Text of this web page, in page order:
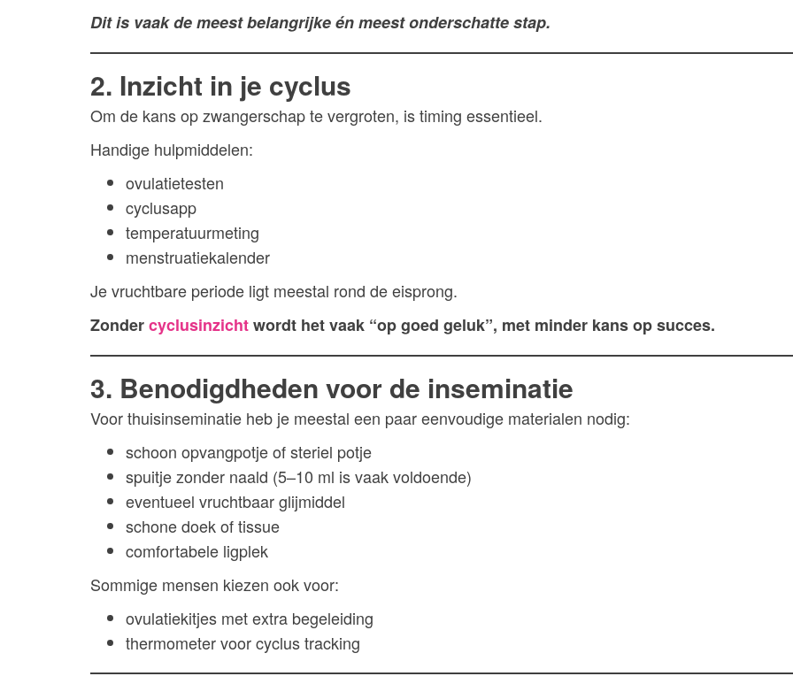
Dit is vaak de meest belangrijke én meest onderschatte stap.
2. Inzicht in je cyclus
Om de kans op zwangerschap te vergroten, is timing essentieel.
Handige hulpmiddelen:
ovulatietesten
cyclusapp
temperatuurmeting
menstruatiekalender
Je vruchtbare periode ligt meestal rond de eisprong.
Zondercyclusinzichtwordt het vaak “op goed geluk”, met minder kans op succes.
3. Benodigdheden voor de inseminatie
Voor thuisinseminatie heb je meestal een paar eenvoudige materialen nodig:
schoon opvangpotje of steriel potje
spuitje zonder naald (5–10 ml is vaak voldoende)
eventueel vruchtbaar glijmiddel
schone doek of tissue
comfortabele ligplek
Sommige mensen kiezen ook voor:
ovulatiekitjes met extra begeleiding
thermometer voor cyclus tracking